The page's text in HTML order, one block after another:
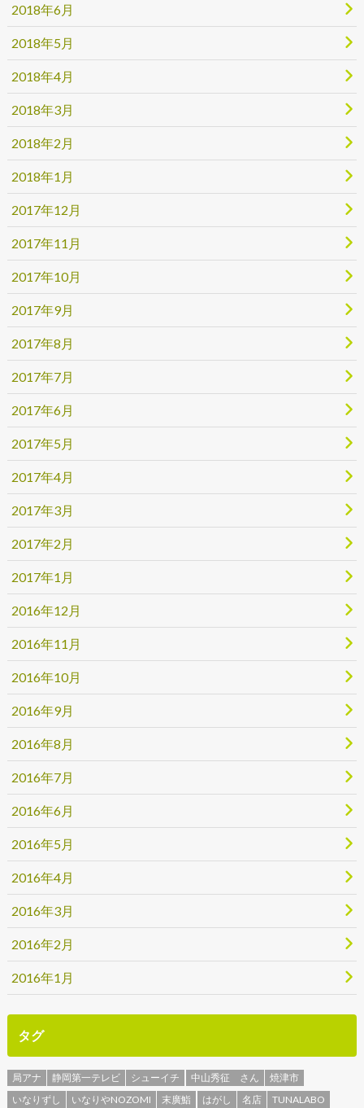
2018年6月
2018年5月
2018年4月
2018年3月
2018年2月
2018年1月
2017年12月
2017年11月
2017年10月
2017年9月
2017年8月
2017年7月
2017年6月
2017年5月
2017年4月
2017年3月
2017年2月
2017年1月
2016年12月
2016年11月
2016年10月
2016年9月
2016年8月
2016年7月
2016年6月
2016年5月
2016年4月
2016年3月
2016年2月
2016年1月
タグ
局アナ 静岡第一テレビ シューイチ 中山秀征 さん
焼津市
いなりずし
いなりやNOZOMI 末廣鮨 はがし 名店 TUNALABO